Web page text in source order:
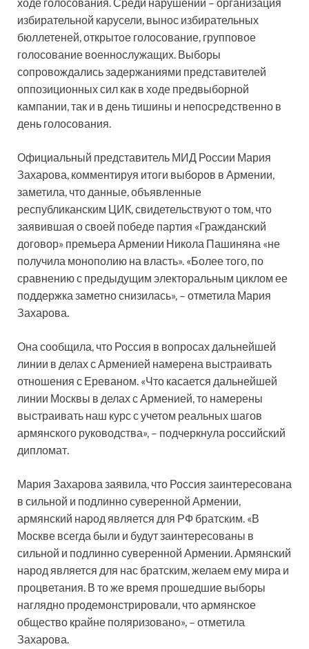
избирательной карусели, вынос избирательных
бюллетеней, открытое голосование, групповое
голосование военнослужащих. Выборы
сопровождались задержаниями представителей
оппозиционных сил как в ходе предвыборной
кампании, так и в день тишины и непосредственно в
день голосования.
Официальный представитель МИД России Мария
Захарова, комментируя итоги выборов в Армении,
заметила, что данные, объявленные
республиканским ЦИК, свидетельствуют о том, что
заявившая о своей победе партия «Гражданский
договор» премьера Армении Никола Пашиняна «не
получила монополию на власть». «Более того, по
сравнению с предыдущим электоральным циклом ее
поддержка заметно снизилась», – отметила Мария
Захарова.
Она сообщила, что Россия в вопросах дальнейшей
линии в делах с Арменией намерена выстраивать
отношения с Ереваном. «Что касается дальнейшей
линии Москвы в делах с Арменией, то намерены
выстраивать наш курс с учетом реальных шагов
армянского руководства», – подчеркнула российский
дипломат.
Мария Захарова заявила, что Россия заинтересована
в сильной и подлинно суверенной Армении,
армянский народ является для РФ братским. «В
Москве всегда были и будут заинтересованы в
сильной и подлинно суверенной Армении. Армянский
народ является для нас братским, желаем ему мира и
процветания. В то же время прошедшие выборы
наглядно продемонстрировали, что армянское
общество крайне поляризовано», – отметила
Захарова.